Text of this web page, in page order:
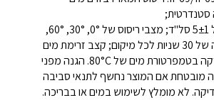
סטנדרטית;
מהירות סיבוב של 5±1 סל"ד; מצבי ריסוס של 0°, 30°, 60°,
90°; משך בדיקה של 30 שניות לכל מיקום; קצב זרימת מים
של 15±1 ליטר/דקה בטמפרטורת מים של 80°C. הגנה מפני
מובטחת אם המוצר נחשף לתנאי סביבה
לא מומלץ לשימוש במים או בבריכה.